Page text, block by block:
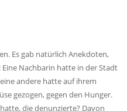
Es gab natürlich Anekdoten,
Nachbarin hatte in der Stadt
andere hatte auf ihrem
gezogen, gegen den Hunger.
die denunzierte? Davon